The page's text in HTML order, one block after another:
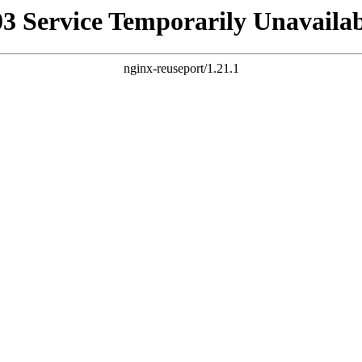
Service Temporarily
nginx-reuseport/1.21.1